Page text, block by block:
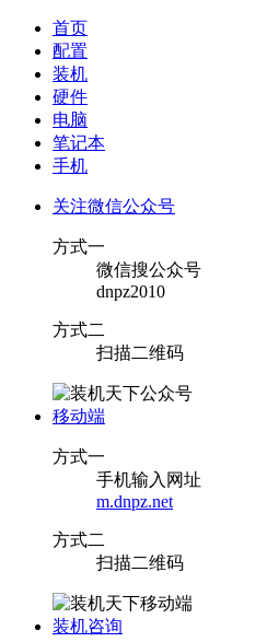
首页
配置
装机
硬件
电脑
笔记本
手机
关注微信公众号
方式一
微信搜公众号
dnpz2010
方式二
扫描二维码
移动端
方式一
手机输入网址
m.dnpz.net
方式二
扫描二维码
装机咨询